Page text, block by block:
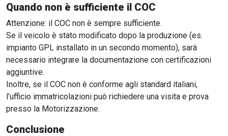
Quando non è sufficiente il COC
Attenzione: il COC non è sempre sufficiente.
Se il veicolo è stato modificato dopo la produzione (es.
impianto GPL installato in un secondo momento), sarà
necessario integrare la documentazione con certificazioni
aggiuntive.
Inoltre, se il COC non è conforme agli standard italiani,
l’ufficio immatricolazioni può richiedere una visita e prova
presso la Motorizzazione.
Conclusione